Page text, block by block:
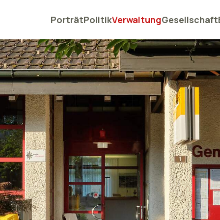
PorträtPolitikVerwaltungGesellschaft